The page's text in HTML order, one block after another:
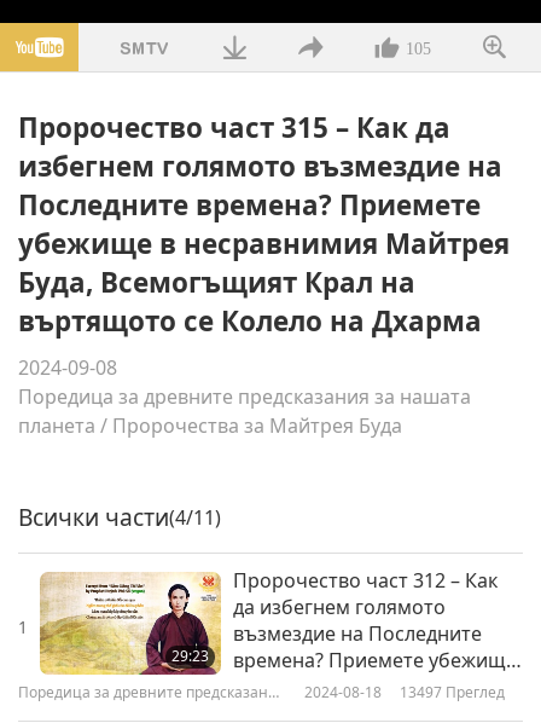
105
Пророчество част 315 – Как да
избегнем голямото възмездие на
Последните времена? Приемете
убежище в несравнимия Майтрея
Буда, Всемогъщият Крал на
въртящото се Колело на Дхарма
2024-09-08
Поредица за древните предсказания за нашата
планета / Пророчества за Майтрея Буда
Всички части(4/11)
1
29:23
Пророчество част 312 – Как
да избегнем голямото
възмездие на Последните
времена? Приемете убежище
в несравнимия Майтрея Буда,
Поредица за древните предсказания
2024-08-18 13497 Преглед